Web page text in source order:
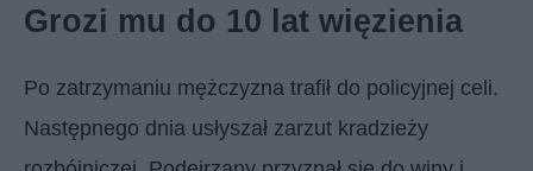
Grozi mu do 10 lat więzienia
Po zatrzymaniu mężczyzna trafił do policyjnej celi.
Następnego dnia usłyszał zarzut kradzieży